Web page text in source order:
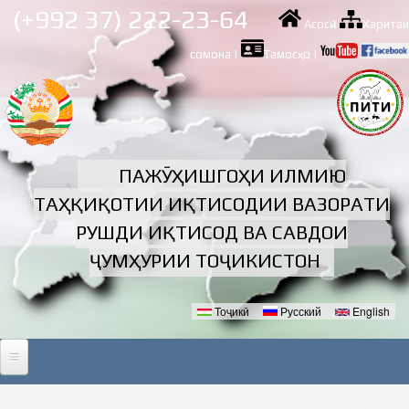
Skip to
main
content
(+992 37) 222-23-64 Асосӣ| Харитаи
сомона | Тамосҳо |
ПАЖӮҲИШГОҲИ ИЛМИЮ
ТАҲҚИҚОТИИ ИҚТИСОДИИ ВАЗОРАТИ
РУШДИ ИҚТИСОД ВА САВДОИ
ҶУМҲУРИИ ТОҶИКИСТОН
Тоҷикӣ Русский English
АСОСӢ